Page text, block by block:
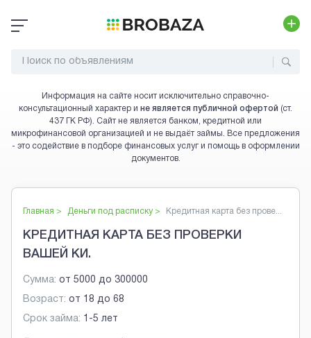
Информация на сайте носит исключительно справочно-
консультационный характер и не является публичной офертой (ст.
437 ГК РФ). Сайт не является банком, кредитной или
микрофинансовой организацией и не выдаёт займы. Все предложения
- это содействие в подборе финансовых услуг и помощь в оформлении
документов.
Главная > Деньги под расписку > Кредитная карта без прове...
КРЕДИТНАЯ КАРТА БЕЗ ПРОВЕРКИ
ВАШЕЙ КИ.
Сумма: от 5000 до 300000
Возраст: от 18 до 68
Срок займа: 1-5 лет